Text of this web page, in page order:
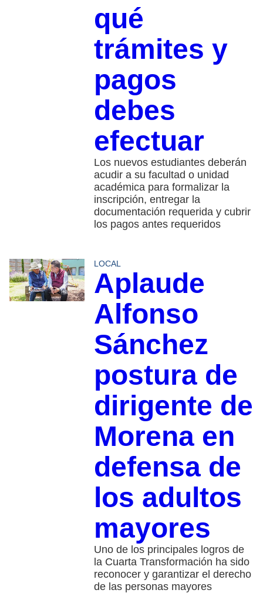
qué
trámites y
pagos
debes
efectuar
Los nuevos estudiantes deberán
acudir a su facultad o unidad
académica para formalizar la
inscripción, entregar la
documentación requerida y cubrir
los pagos antes requeridos
LOCAL
Aplaude
Alfonso
Sánchez
postura de
dirigente de
Morena en
defensa de
los adultos
mayores
Uno de los principales logros de
la Cuarta Transformación ha sido
reconocer y garantizar el derecho
de las personas mayores